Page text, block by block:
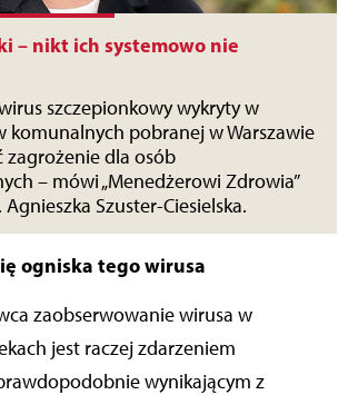
– nikt ich systemowo nie
szczepionkowy wykryty w
komunalnych pobranej w Warszawie
zagrożenie dla osób
– mówi „Menedżerowi Zdrowia”
Szuster-Ciesielska.
ogniska tego wirusa
zaobserwowanie wirusa w
jest raczej zdarzeniem
wynikającym z